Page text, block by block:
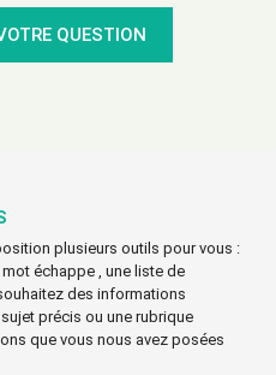
QUESTION
plusieurs outils pour vous :
échappe , une liste de
des informations
précis ou une rubrique
que vous nous avez posées